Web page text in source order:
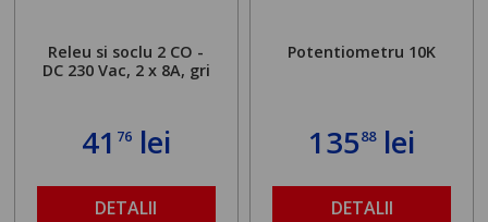
Releu si soclu 2 CO -
DC 230 Vac, 2 x 8A, gri
41 76lei
DETALII
Potentiometru 10K
13588lei
DETALII